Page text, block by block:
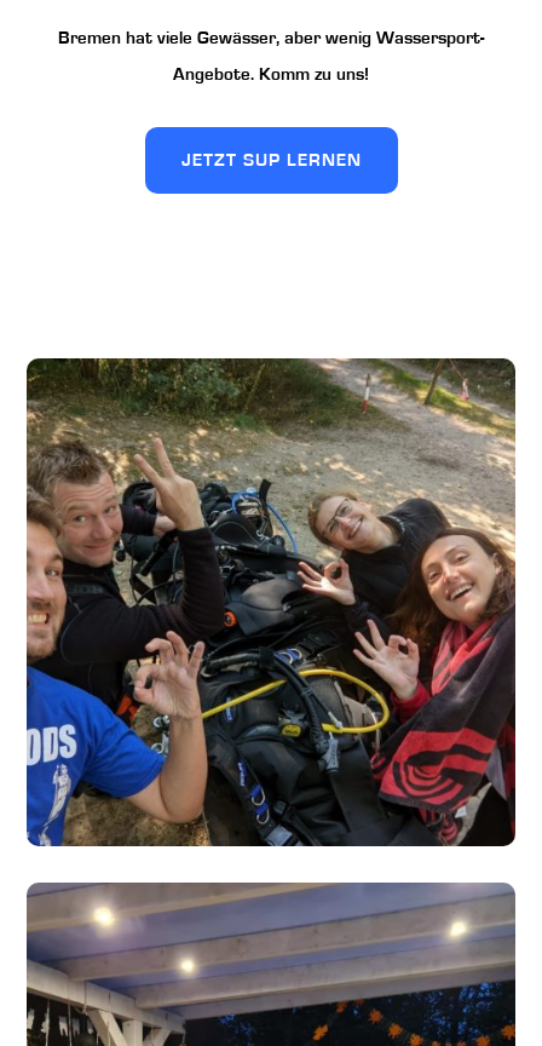
Bremen hat viele Gewässer, aber wenig Wassersport-
Angebote. Komm zu uns!
JETZT SUP LERNEN